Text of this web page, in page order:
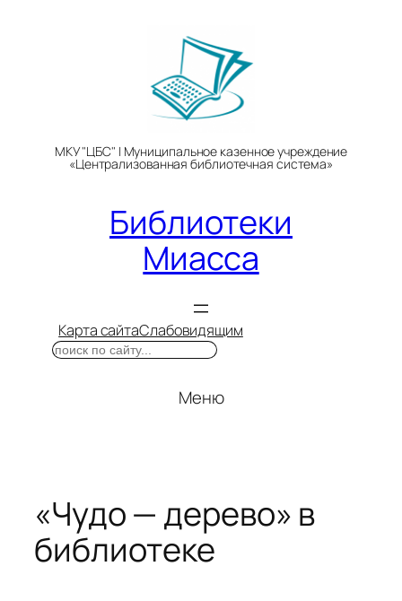
МКУ "ЦБС" | Муниципальное казенное учреждение
«Централизованная библиотечная система»
Библиотеки
Миасса
Карта сайтаСлабовидящим
Поиск
Меню
«Чудо — дерево» в
библиотеке